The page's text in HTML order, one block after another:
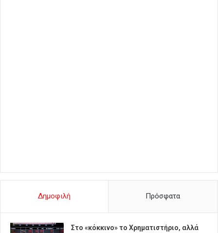
Δημοφιλή Πρόσφατα
Στο «κόκκινο» το Χρηματιστήριο, αλλά